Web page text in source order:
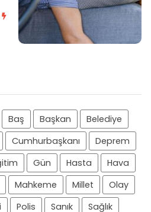
Baş Başkan
Belediye
Cumhurbaşkanı
Deprem
Gün Hasta
Hava
Mahkeme Millet
Olay
Polis Sanık
Sağlık